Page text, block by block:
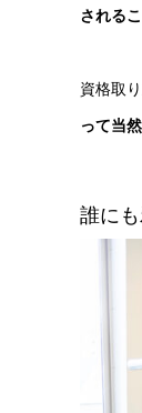
される
資格取
って当然
誰に